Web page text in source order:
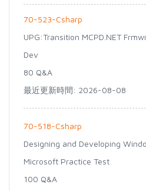
70-523-Csharp
UPG:Transition MCPD.NET
Dev
80 Q&A
最近更新時間: 2026-08-08
70-518-Csharp
Designing and Developing
Microsoft Practice Test
100 Q&A